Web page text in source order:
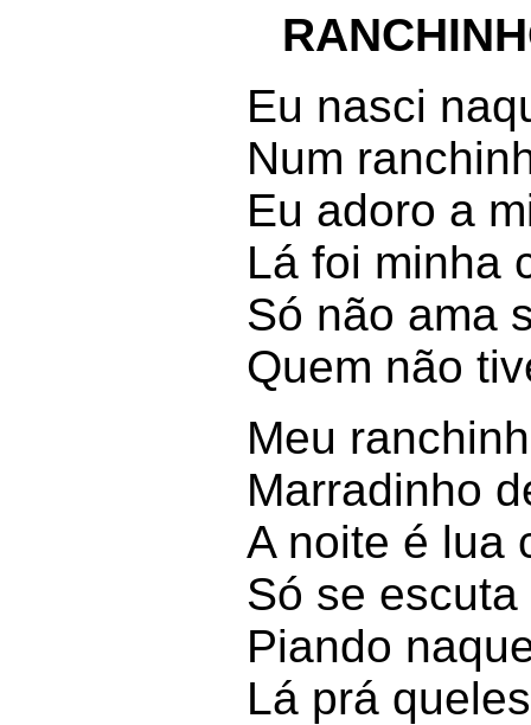
Eu nasci
Num
Eu adoro a
Lá foi minha
Só não ama
Quem não
Meu
Marradinho
A noite é lua
Só se
Piando
Lá prá